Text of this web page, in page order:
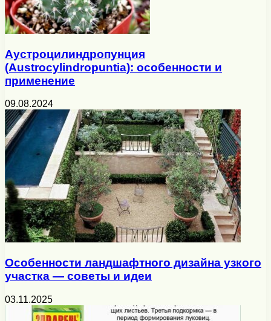
Аустроцилиндропунция
(Austrocylindropuntia): особенности и
применение
09.08.2024
Особенности ландшафтного дизайна узкого
участка — советы и идеи
03.11.2025